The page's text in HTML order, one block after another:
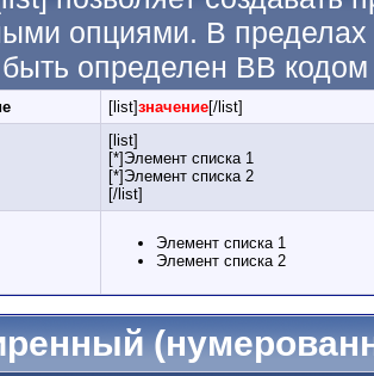
опциями. В
определен BB
[list]значение[/list]
[list]
[*]Элемент списка 1
[*]Элемент списка 2
[/list]
Элемент списка 1
Элемент списка 2